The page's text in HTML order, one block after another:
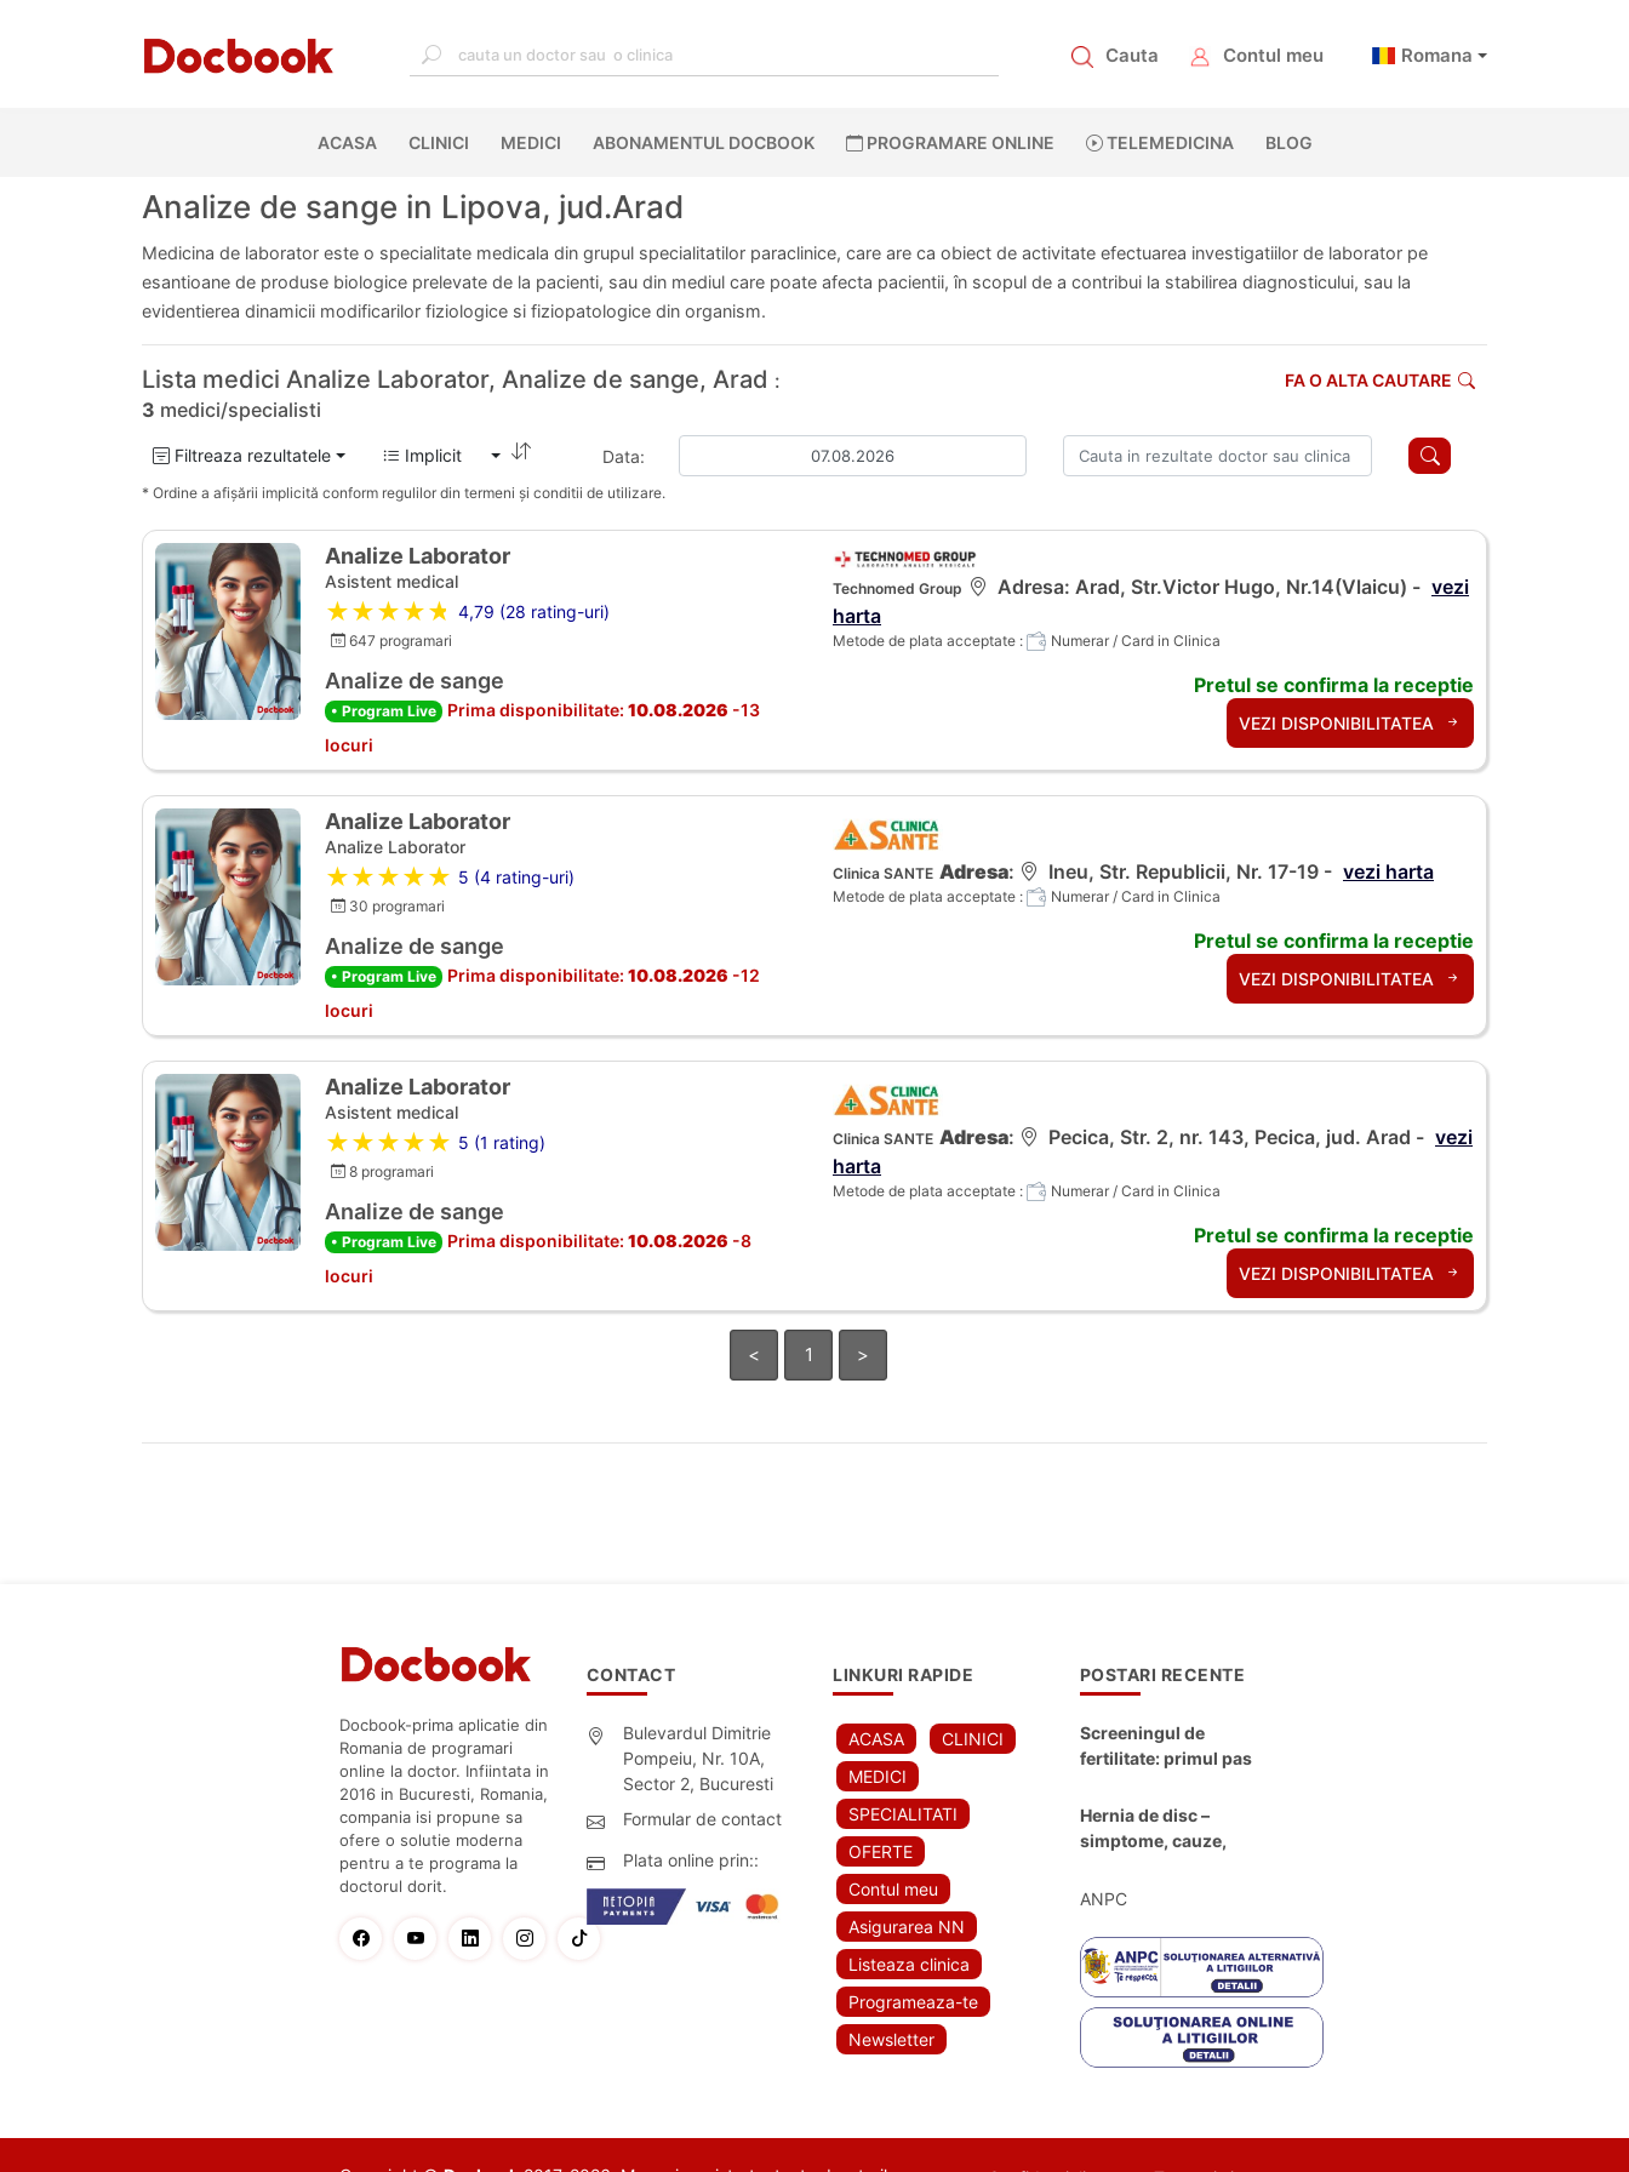
Cauta Contul meu Romana
ACASA(CURRENT)
CLINICI MEDICI ABONAMENTUL DOCBOOK PROGRAMARE ONLINE TELEMEDICINA BLOG
Analize de sange in Lipova, jud.Arad
Medicina de laborator este o specialitate medicala din grupul specialitatilor paraclinice, care are ca obiect de activitate efectuarea investigatiilor de laborator pe
esantioane de produse biologice prelevate de la pacienti, sau din mediul care poate afecta pacientii, în scopul de a contribui la stabilirea diagnosticului, sau la
evidentierea dinamicii modificarilor fiziologice si fiziopatologice din organism.
Lista medici Analize Laborator, Analize de sange, Arad :
3 medici/specialisti
FA O ALTA CAUTARE
Filtreaza rezultatele Implicit Data:
* Ordine a afișării implicită conform regulilor din termeni și conditii de utilizare.
Analize Laborator
Asistent medical
★★★★★ 4,79 (28 rating-uri)
647 programari
Analize de sange
• Program Live Prima disponibilitate: 10.08.2026 -13
locuri
Technomed Group Adresa: Arad, Str.Victor Hugo, Nr.14(Vlaicu) - vezi
harta
Metode de plata acceptate : Numerar / Card in Clinica
Pretul se confirma la receptie
VEZI DISPONIBILITATEA
Analize Laborator
Analize Laborator
★★★★★ 5 (4 rating-uri)
30 programari
Analize de sange
• Program Live Prima disponibilitate: 10.08.2026 -12
locuri
Clinica SANTE Adresa: Ineu, Str. Republicii, Nr. 17-19 - vezi harta
Metode de plata acceptate : Numerar / Card in Clinica
Pretul se confirma la receptie
VEZI DISPONIBILITATEA
Analize Laborator
Asistent medical
★★★★★ 5 (1 rating)
8 programari
Analize de sange
• Program Live Prima disponibilitate: 10.08.2026 -8
locuri
Clinica SANTE Adresa: Pecica, Str. 2, nr. 143, Pecica, jud. Arad - vezi
harta
Metode de plata acceptate : Numerar / Card in Clinica
Pretul se confirma la receptie
VEZI DISPONIBILITATEA
< 1 >
Docbook-prima aplicatie din
Romania de programari
online la doctor. Infiintata in
2016 in Bucuresti, Romania,
compania isi propune sa
ofere o solutie moderna
pentru a te programa la
doctorul dorit.
CONTACT
Bulevardul Dimitrie
Pompeiu, Nr. 10A,
Sector 2, Bucuresti
Formular de contact
Plata online prin::
LINKURI RAPIDE
ACASA
CLINICI
MEDICI
SPECIALITATI
OFERTE
Contul meu
Asigurarea NN
Listeaza clinica
Programeaza-te
Newsletter
POSTARI RECENTE
Screeningul de
fertilitate: primul pas
Hernia de disc –
simptome, cauze,
moderne de
ANPC